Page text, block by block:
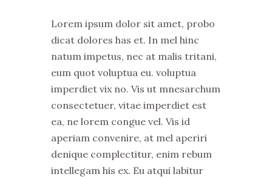
Lorem ipsum dolor sit amet, probo
dicat dolores has et. In mel hinc
natum impetus, nec at malis tritani,
eum quot voluptua eu. voluptua
imperdiet vix no. Vis ut mnesarchum
consectetuer, vitae imperdiet est
ea, ne lorem congue vel. Vis id
aperiam convenire, at mel aperiri
denique complectitur, enim rebum
intellegam his ex. Eu atqui labitur